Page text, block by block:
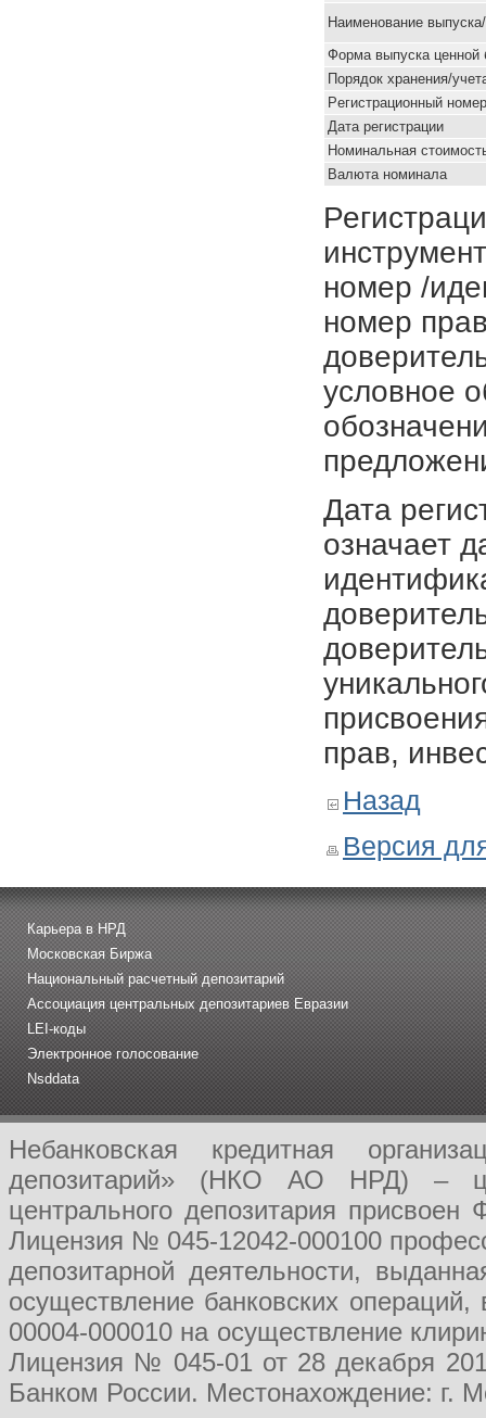
Наименование
Форма выпуска ценной
Порядок хранения/
Pегистрационный номер
Дата регистрации
Номинальная
Валюта номинала
номер /
номер
условное
Дата
означает
прав,
Назад
Версия
Карьера в НРД
Московская Биржа
Национальный расчетный депозитарий
Ассоциация центральных депозитариев Евразии
LEI-коды
Электронное голосование
Nsddata
Небанковская кредитная
депозитарий» (НКО АО НРД) –
центрального депозитария
Лицензия № 045-12042-000100
депозитарной деятельности,
осуществление банковских
00004-000010 на осуществление
Лицензия № 045-01 от 28 декабря
Банком России. Местонахождение: г.